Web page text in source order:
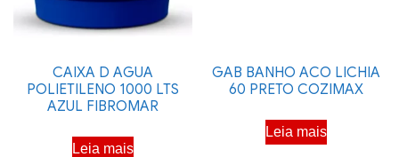
CAIXA D AGUA
POLIETILENO 1000 LTS
AZUL FIBROMAR
Leia mais
GAB BANHO ACO LICHIA
60 PRETO COZIMAX
Leia mais